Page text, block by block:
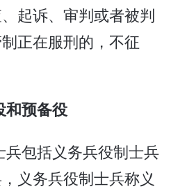
起诉、审判或者被判
正在服刑的，不征
和预备役
包括义务兵役制士兵
义务兵役制士兵称义